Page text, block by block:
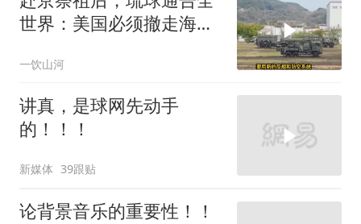
世界：美国必须撤走海马
一饮山河
讲真，是球网先动手
的！！！
新媒体 39跟贴
论背景音乐的重要性！！